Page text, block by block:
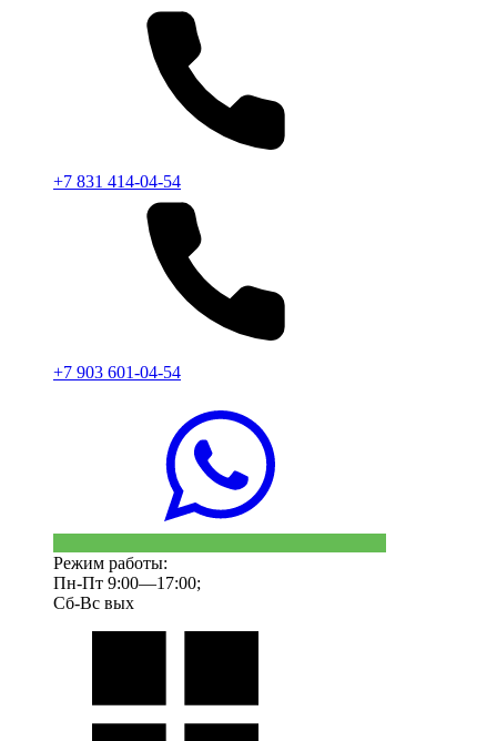
+7 831 414-04-54
+7 903 601-04-54
Режим работы:
Пн-Пт 9:00—17:00;
Сб-Вс вых